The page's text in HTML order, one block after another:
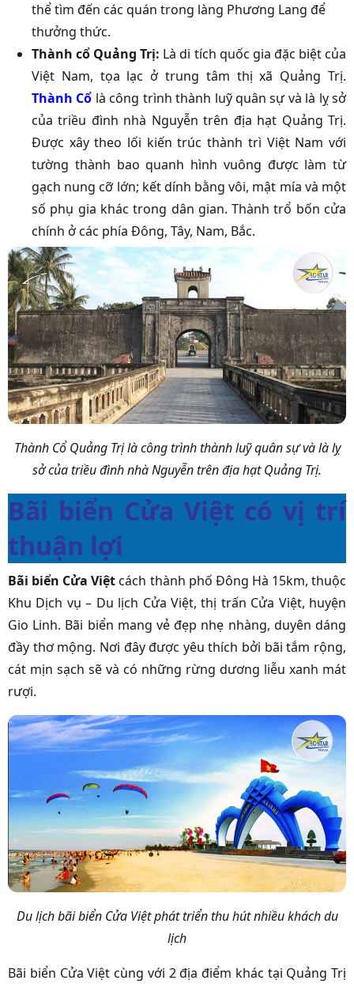
thể tìm đến các quán trong làng Phương Lang để
thưởng thức.
Thành cổ Quảng Trị: Là di tích quốc gia đặc biệt của
Việt Nam, tọa lạc ở trung tâm thị xã Quảng Trị.
Thành Cổ là công trình thành luỹ quân sự và là lỵ sở
của triều đình nhà Nguyễn trên địa hạt Quảng Trị.
Được xây theo lối kiến trúc thành trì Việt Nam với
tường thành bao quanh hình vuông được làm từ
gạch nung cỡ lớn; kết dính bằng vôi, mật mía và một
số phụ gia khác trong dân gian. Thành trổ bốn cửa
chính ở các phía Đông, Tây, Nam, Bắc.
Thành Cổ Quảng Trị là công trình thành luỹ quân sự và là lỵ
sở của triều đình nhà Nguyễn trên địa hạt Quảng Trị.
Bãi biển Cửa Việt có vị trí
thuận lợi
Bãi biển Cửa Việtcách thành phố Đông Hà 15km, thuộc
Khu Dịch vụ – Du lịch Cửa Việt, thị trấn Cửa Việt, huyện
Gio Linh. Bãi biển mang vẻ đẹp nhẹ nhàng, duyên dáng
đầy thơ mộng. Nơi đây được yêu thích bởi bãi tắm rộng,
cát mịn sạch sẽ và có những rừng dương liễu xanh mát
rượi.
Du lịch bãi biển Cửa Việt phát triển thu hút nhiều khách du
lịch
Bãi biển Cửa Việt cùng với 2 địa điểm khác tại Quảng Trị